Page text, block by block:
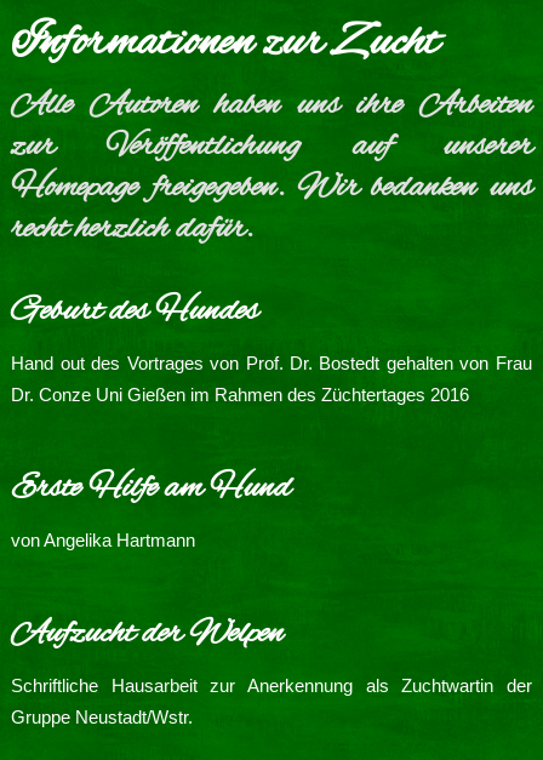
Informationen zur Zucht
Alle Autoren haben uns ihre Arbeiten
zur Veröffentlichung auf unserer
Homepage freigegeben. Wir bedanken uns
recht herzlich dafür.
Geburt des Hundes
Hand out des Vortrages von Prof. Dr. Bostedt gehalten von Frau
Dr. Conze Uni Gießen im Rahmen des Züchtertages 2016
Erste Hilfe am Hund
von Angelika Hartmann
Aufzucht der Welpen
Schriftliche Hausarbeit zur Anerkennung als Zuchtwartin der
Gruppe Neustadt/Wstr.